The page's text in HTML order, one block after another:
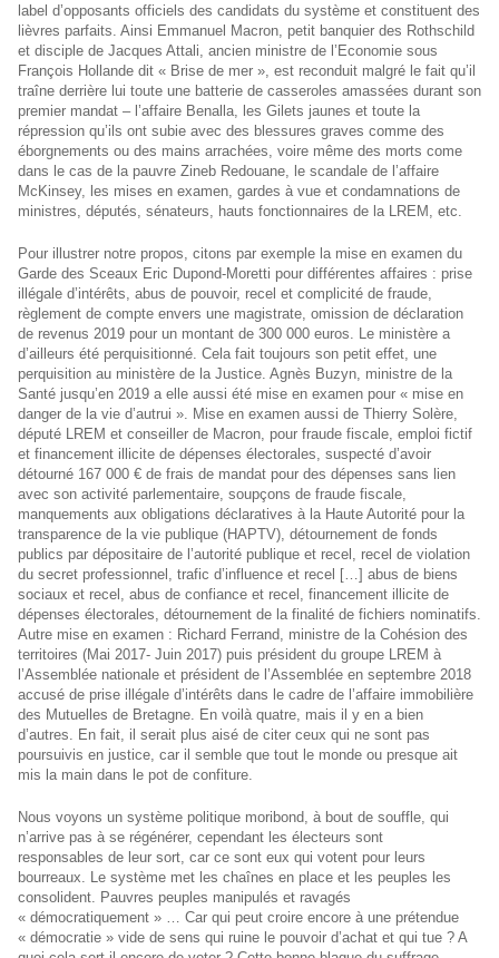
label d’opposants officiels des candidats du système et constituent des
lièvres parfaits. Ainsi Emmanuel Macron, petit banquier des Rothschild
et disciple de Jacques Attali, ancien ministre de l’Economie sous
François Hollande dit « Brise de mer », est reconduit malgré le fait qu’il
traîne derrière lui toute une batterie de casseroles amassées durant son
premier mandat – l’affaire Benalla, les Gilets jaunes et toute la
répression qu’ils ont subie avec des blessures graves comme des
éborgnements ou des mains arrachées, voire même des morts come
dans le cas de la pauvre Zineb Redouane, le scandale de l’affaire
McKinsey, les mises en examen, gardes à vue et condamnations de
ministres, députés, sénateurs, hauts fonctionnaires de la LREM, etc.
Pour illustrer notre propos, citons par exemple la mise en examen du
Garde des Sceaux Eric Dupond-Moretti pour différentes affaires : prise
illégale d’intérêts, abus de pouvoir, recel et complicité de fraude,
règlement de compte envers une magistrate, omission de déclaration
de revenus 2019 pour un montant de 300 000 euros. Le ministère a
d’ailleurs été perquisitionné. Cela fait toujours son petit effet, une
perquisition au ministère de la Justice. Agnès Buzyn, ministre de la
Santé jusqu’en 2019 a elle aussi été mise en examen pour « mise en
danger de la vie d’autrui ». Mise en examen aussi de Thierry Solère,
député LREM et conseiller de Macron, pour fraude fiscale, emploi fictif
et financement illicite de dépenses électorales, suspecté d’avoir
détourné 167 000 € de frais de mandat pour des dépenses sans lien
avec son activité parlementaire, soupçons de fraude fiscale,
manquements aux obligations déclaratives à la Haute Autorité pour la
transparence de la vie publique (HAPTV), détournement de fonds
publics par dépositaire de l’autorité publique et recel, recel de violation
du secret professionnel, trafic d’influence et recel […] abus de biens
sociaux et recel, abus de confiance et recel, financement illicite de
dépenses électorales, détournement de la finalité de fichiers nominatifs.
Autre mise en examen : Richard Ferrand, ministre de la Cohésion des
territoires (Mai 2017- Juin 2017) puis président du groupe LREM à
l’Assemblée nationale et président de l’Assemblée en septembre 2018
accusé de prise illégale d’intérêts dans le cadre de l’affaire immobilière
des Mutuelles de Bretagne. En voilà quatre, mais il y en a bien
d’autres. En fait, il serait plus aisé de citer ceux qui ne sont pas
poursuivis en justice, car il semble que tout le monde ou presque ait
mis la main dans le pot de confiture.
Nous voyons un système politique moribond, à bout de souffle, qui
n’arrive pas à se régénérer, cependant les électeurs sont
responsables de leur sort, car ce sont eux qui votent pour leurs
bourreaux. Le système met les chaînes en place et les peuples les
consolident. Pauvres peuples manipulés et ravagés
« démocratiquement » … Car qui peut croire encore à une prétendue
« démocratie » vide de sens qui ruine le pouvoir d’achat et qui tue ? A